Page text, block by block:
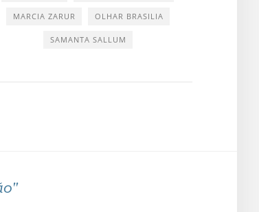
MARCIA ZARUR OLHAR BRASILIA
SAMANTA SALLUM